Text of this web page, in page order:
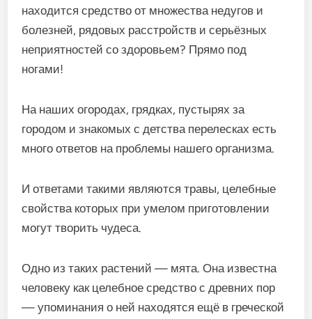
находится средство от множества недугов и
болезней, рядовых расстройств и серьёзных
неприятностей со здоровьем? Прямо под
ногами!
На наших огородах, грядках, пустырях за
городом и знакомых с детства перелесках есть
много ответов на проблемы нашего организма.
И ответами такими являются травы, целебные
свойства которых при умелом приготовлении
могут творить чудеса.
Одно из таких растений — мята. Она известна
человеку как целебное средство с древних пор
— упоминания о ней находятся ещё в греческой